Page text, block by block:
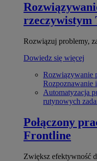
rzeczywistym
Rozwiązuj problemy,
Dowiedz się więcej
Rozwiązywanie
Rozpoznawanie
Automatyzacja
rutynowych
Połączony
Frontline
Zwiększ efektywność